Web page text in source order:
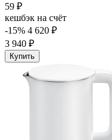
59 ₽
кешбэк на счёт
-15% 4 620 ₽
3 940 ₽
Купить